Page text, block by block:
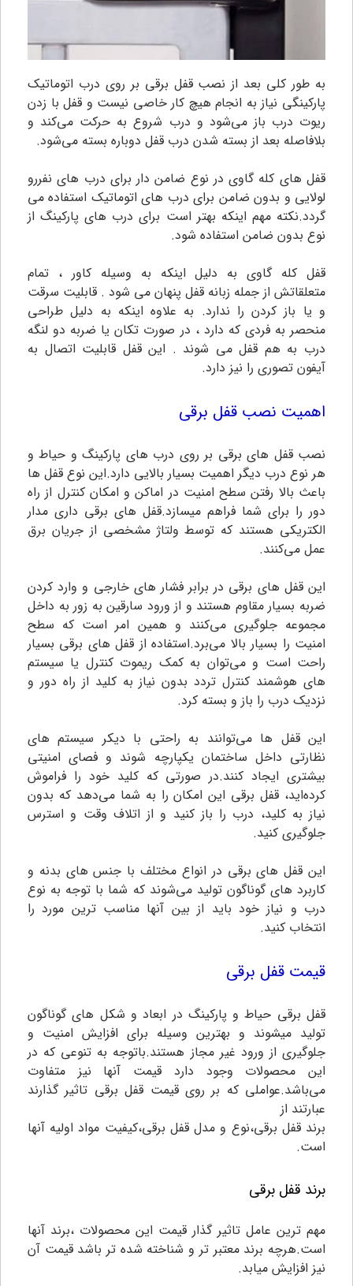
به طور کلی بعد از نصب قفل برقی بر روی درب اتوماتیک
پارکینگی نیاز به انجام هیچ کار خاصی نیست و قفل با زدن
ریوت درب باز می‌شود و درب شروع به حرکت می‌کند و
بلافاصله بعد از بسته شدن درب قفل دوباره بسته می‌شود.
قفل های کله گاوی در نوع ضامن دار برای درب های نفررو
لولایی و بدون ضامن برای درب های اتوماتیک استفاده می
گردد.نکته مهم اینکه بهتر است برای درب های پارکینگ از
نوع بدون ضامن استفاده شود.
قفل کله گاوی به دلیل اینکه به وسیله کاور ، تمام
متعلقاتش از جمله زبانه قفل پنهان می شود . قابلیت سرقت
و یا باز کردن را ندارد. به علاوه اینکه به دلیل طراحی
منحصر به فردی که دارد ، در صورت تکان یا ضربه دو لنگه
درب به هم قفل می شوند . این قفل قابلیت اتصال به
آیفون تصوری را نیز دارد.
اهمیت نصب قفل برقی
نصب قفل های برقی بر روی درب های پارکینگ و حیاط و
هر نوع درب دیگر اهمیت بسیار بالایی دارد.این نوع قفل ها
باعث بالا رفتن سطح امنیت در اماکن و امکان کنترل از راه
دور را برای شما فراهم میسازد‌.قفل های برقی داری مدار
الکتریکی هستند که توسط ولتاژ مشخصی از جریان برق
عمل می‌کنند.
این قفل های برقی در برابر فشار های خارجی و وارد کردن
ضربه بسیار مقاوم هستند و از ورود سارقین به زور به داخل
مجموعه جلوگیری می‌کنند و همین امر است که سطح
امنیت را بسیار بالا می‌برد.استفاده از قفل های برقی بسیار
راحت است و می‌توان به کمک ریموت کنترل یا سیستم
های هوشمند کنترل تردد بدون نیاز به کلید از راه دور و
نزدیک درب را باز و بسته کرد.
این قفل ها می‌توانند به راحتی با دیکر سیستم های
نظارتی داخل ساختمان یکپارچه شوند و فصای امنیتی
بیشتری ایجاد کنند‌.در صورتی که کلید خود را فراموش
کرده‌اید، قفل برقی این امکان را به شما می‌دهد که بدون
نیاز به کلید، درب را باز کنید و از اتلاف وقت و استرس
جلوگیری کنید.
این قفل های برقی در انواع مختلف با جنس های بدنه و
کاربرد های گوناگون تولید می‌شوند که شما با توجه به نوع
درب و نیاز خود باید از بین آنها مناسب ترین مورد را
انتخاب کنید‌.
قیمت قفل برقی
قفل برقی حیاط و پارکینگ در ابعاد و شکل های گوناگون
تولید میشوند و بهترین وسیله برای افزایش امنیت و
جلوگیری از ورود غیر مجاز هستند.باتوجه به تنوعی که در
این محصولات وجود دارد قیمت آنها نیز متفاوت
می‌باشد.عواملی که بر روی قیمت قفل برقی تاثیر گذارند
عبارتند از
برند قفل برقی،نوع و مدل قفل برقی،کیفیت مواد اولیه آنها
است.
برند قفل برقی
مهم ترین عامل تاثیر گذار قیمت این محصولات ،برند آنها
است.هرچه برند معتبر تر و شناخته شده تر باشد قیمت آن
نیز افزایش میابد.